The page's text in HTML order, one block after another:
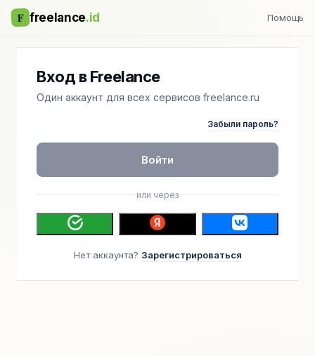
F freelance.id Помощь
Вход в Freelance
Один аккаунт для всех сервисов freelance.ru
Забыли пароль?
Войти
или через
Нет аккаунта? Зарегистрироваться